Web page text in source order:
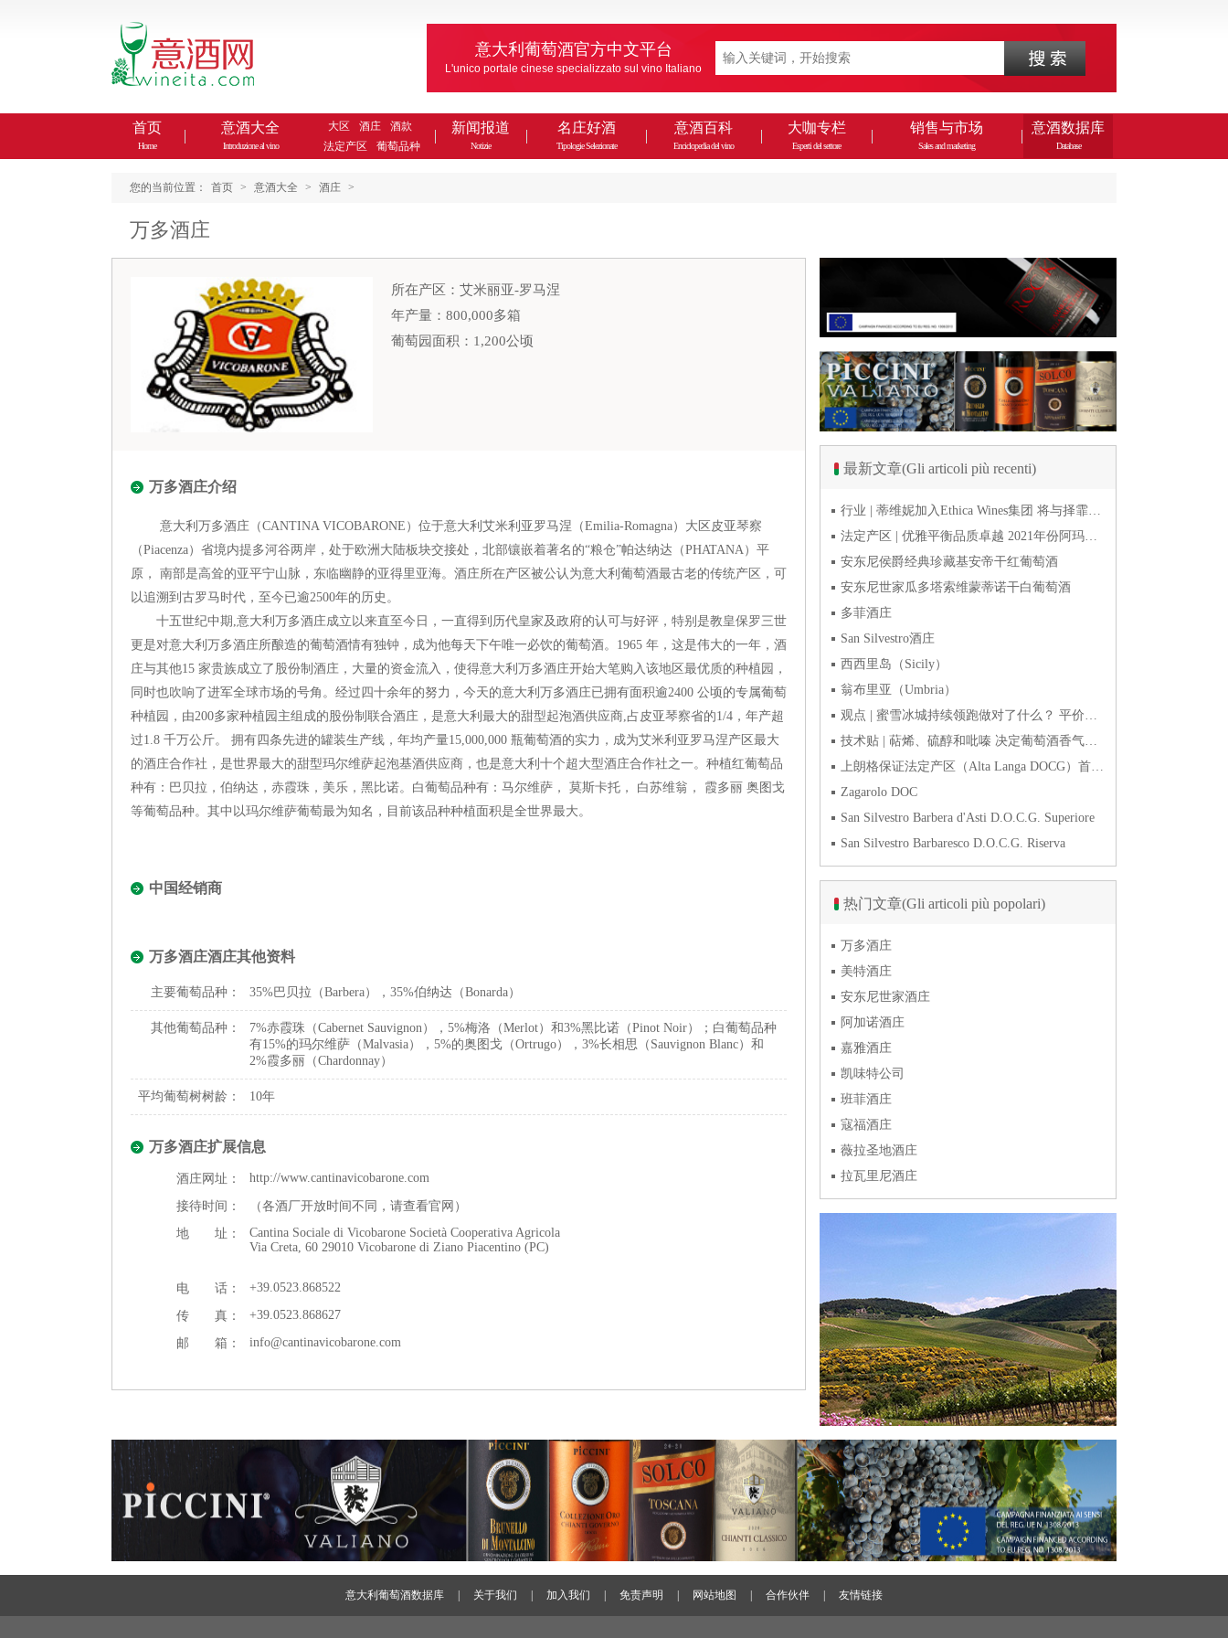
意大利葡萄酒官方中文平台
L'unico portale cinese specializzato sul vino Italiano
首页
Home
意酒大全
Introduzione al vino
大区 酒庄
酒款
法定产区
葡萄品种
新闻报道
Notizie
名庄好酒
Tipologie Selezionate
意酒百科
Enciclopedia del vino
大咖专栏
Esperti del settore
销售与市场
Sales and marketing
意酒数据库
Database
您的当前位置： 首页 > 意酒大全 > 酒庄 >
万多酒庄
所在产区：艾米丽亚-罗马涅
年产量：800,000多箱
葡萄园面积：1,200公顷
万多酒庄介绍
意大利万多酒庄（CANTINA VICOBARONE）位于意大利艾米利亚罗马涅（Emilia-Romagna）大区皮亚琴察
（Piacenza）省境内提多河谷两岸，处于欧洲大陆板块交接处，北部镶嵌着著名的“粮仓”帕达纳达（PHATANA）平
原， 南部是高耸的亚平宁山脉，东临幽静的亚得里亚海。酒庄所在产区被公认为意大利葡萄酒最古老的传统产区，可
以追溯到古罗马时代，至今已逾2500年的历史。
十五世纪中期,意大利万多酒庄成立以来直至今日，一直得到历代皇家及政府的认可与好评，特别是教皇保罗三世
更是对意大利万多酒庄所酿造的葡萄酒情有独钟，成为他每天下午唯一必饮的葡萄酒。1965 年，这是伟大的一年，酒
庄与其他15 家贵族成立了股份制酒庄，大量的资金流入，使得意大利万多酒庄开始大笔购入该地区最优质的种植园，
同时也吹响了进军全球市场的号角。经过四十余年的努力，今天的意大利万多酒庄已拥有面积逾2400 公顷的专属葡萄
种植园，由200多家种植园主组成的股份制联合酒庄，是意大利最大的甜型起泡酒供应商,占皮亚琴察省的1/4，年产超
过1.8 千万公斤。 拥有四条先进的罐装生产线，年均产量15,000,000 瓶葡萄酒的实力，成为艾米利亚罗马涅产区最大
的酒庄合作社，是世界最大的甜型玛尔维萨起泡基酒供应商，也是意大利十个超大型酒庄合作社之一。种植红葡萄品
种有：巴贝拉，伯纳达，赤霞珠，美乐，黑比诺。白葡萄品种有：马尔维萨， 莫斯卡托， 白苏维翁， 霞多丽 奥图戈
等葡萄品种。其中以玛尔维萨葡萄最为知名，目前该品种种植面积是全世界最大。
中国经销商
万多酒庄酒庄其他资料
主要葡萄品种： 35%巴贝拉（Barbera），35%伯纳达（Bonarda）
其他葡萄品种：
7%赤霞珠（Cabernet Sauvignon），5%梅洛（Merlot）和3%黑比诺（Pinot Noir）；白葡萄品种
有15%的玛尔维萨（Malvasia），5%的奥图戈（Ortrugo），3%长相思（Sauvignon Blanc）和
2%霞多丽（Chardonnay）
平均葡萄树树龄： 10年
万多酒庄扩展信息
酒庄网址： http://www.cantinavicobarone.com
接待时间：
（各酒厂开放时间不同，请查看官网）
地 址：
Cantina Sociale di Vicobarone Società Cooperativa Agricola
Via Creta, 60 29010 Vicobarone di Ziano Piacentino (PC)
电 话： +39.0523.868522
传 真： +39.0523.868627
邮 箱： info@cantinavicobarone.com
最新文章(Gli articoli più recenti)
行业 | 蒂维妮加入Ethica Wines集团 将与择霏罗共拓中国市场
法定产区 | 优雅平衡品质卓越 2021年份阿玛罗尼Amarone全球预品会落幕
安东尼侯爵经典珍藏基安帝干红葡萄酒
安东尼世家瓜多塔索维蒙蒂诺干白葡萄酒
多菲酒庄
San Silvestro酒庄
西西里岛（Sicily）
翁布里亚（Umbria）
观点 | 蜜雪冰城持续领跑做对了什么？ 平价下沉或是酒商破
技术贴 | 萜烯、硫醇和吡嗪 决定葡萄酒香气的三类化合物
上朗格保证法定产区（Alta Langa DOCG）首次突破年产量百万瓶
Zagarolo DOC
San Silvestro Barbera d'Asti D.O.C.G. Superiore
San Silvestro Barbaresco D.O.C.G. Riserva
热门文章(Gli articoli più popolari)
万多酒庄
美特酒庄
安东尼世家酒庄
阿加诺酒庄
嘉雅酒庄
凯味特公司
班菲酒庄
寇福酒庄
薇拉圣地酒庄
拉瓦里尼酒庄
意大利葡萄酒数据库 关于我们 加入我们 免责声明 网站地图 合作伙伴 友情链接